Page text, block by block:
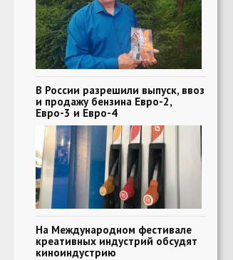
В России разрешили выпуск, ввоз
и продажу бензина Евро-2,
Евро-3 и Евро-4
На Международном фестивале
креативных индустрий обсудят
киноиндустрию